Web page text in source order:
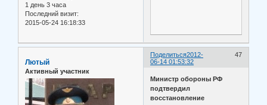
1 день 3 часа
Последний визит:
2015-05-24 16:18:33
Поделиться 47
2012-
06-14 01:53:32
Лютый
Активный участник
Министр обороны РФ
подтвердил
восстановление